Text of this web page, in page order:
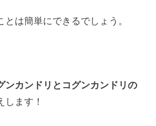
は簡単にできるでしょう。
ンカンドリとコグンカンドリの
します！